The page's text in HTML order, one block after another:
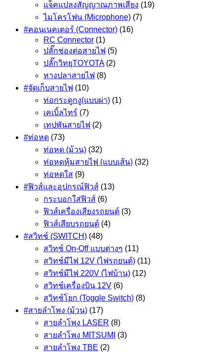
แจ็คแปลงสัญญาณภาพเสียง (19)
ไมโครโฟน (Microphone) (7)
#คอนเนคเตอร์ (Connector) (16)
RC Connector (1)
ปลั๊กช่องต่อสายไฟ (5)
ปลั๊กวิทยุTOYOTA (2)
หางปลาสายไฟ (8)
#จัดเก็บสายไฟ (10)
ท่อกระดูกงู(แบบผ่า) (1)
เคเบิ้ลไทร์ (7)
เทปพันสายไฟ (2)
#ท่อหด (73)
ท่อหด (ม้วน) (32)
ท่อหดหุ้มสายไฟ (แบบเส้น) (32)
ท่อหดใส (9)
#ฟิวส์และอุปกรณ์ฟิวส์ (13)
กระบอกใส่ฟิวส์ (6)
ฟิวส์เครื่องเสียงรถยนต์ (3)
ฟิวส์เสียบรถยนต์ (4)
#สวิทช์ (SWITCH) (48)
สวิทช์ On-Off แบบต่างๆ (11)
สวิทช์มีไฟ 12V (ไฟรถยนต์) (11)
สวิทช์มีไฟ 220V (ไฟบ้าน) (12)
สวิทช์เครื่องบิน 12V (6)
สวิทช์โยก (Toggle Switch) (8)
#สายลำโพง (ม้วน) (17)
สายลำโพง LASER (8)
สายลำโพง MITSUMI
(3)
สายลำโพง TBE (2)